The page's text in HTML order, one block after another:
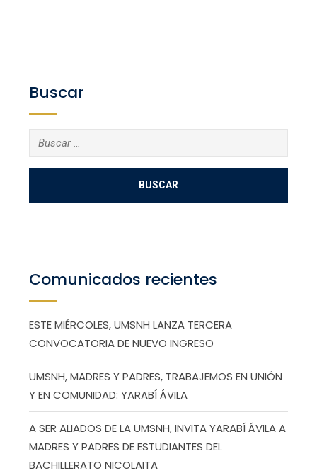
Buscar
Buscar:
Comunicados recientes
ESTE MIÉRCOLES, UMSNH LANZA TERCERA
CONVOCATORIA DE NUEVO INGRESO
UMSNH, MADRES Y PADRES, TRABAJEMOS EN UNIÓN
Y EN COMUNIDAD: YARABÍ ÁVILA
A SER ALIADOS DE LA UMSNH, INVITA YARABÍ ÁVILA A
MADRES Y PADRES DE ESTUDIANTES DEL
BACHILLERATO NICOLAITA